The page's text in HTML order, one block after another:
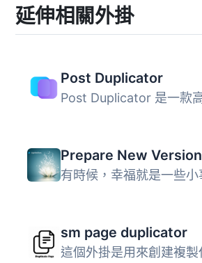
延伸相關外掛
Post Duplicator
Prepare New Version
sm page duplicator